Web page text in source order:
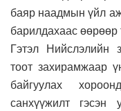
баяр наадмын үйл
барилдахаас өөрөөр
Гэтэл Нийслэлийн
тоот захирамжаар
байгуулах
санхүүжилт